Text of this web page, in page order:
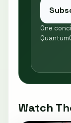
One
Watch